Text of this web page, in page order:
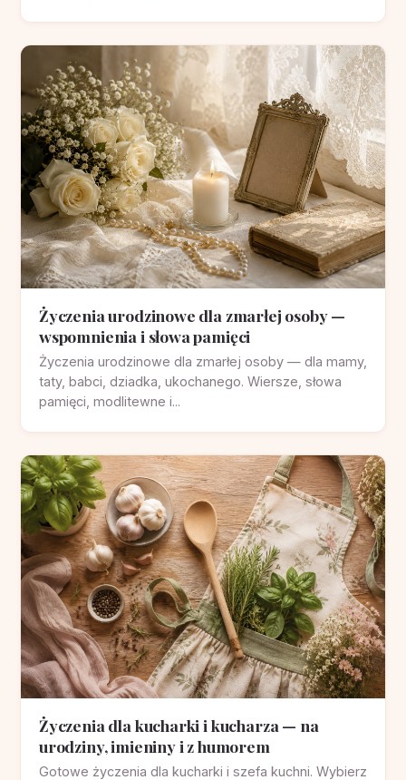
Życzenia urodzinowe dla zmarłej osoby —
wspomnienia i słowa pamięci
Życzenia urodzinowe dla zmarłej osoby — dla mamy,
taty, babci, dziadka, ukochanego. Wiersze, słowa
pamięci, modlitewne i...
Życzenia dla kucharki i kucharza — na
urodziny, imieniny i z humorem
Gotowe życzenia dla kucharki i szefa kuchni. Wybierz